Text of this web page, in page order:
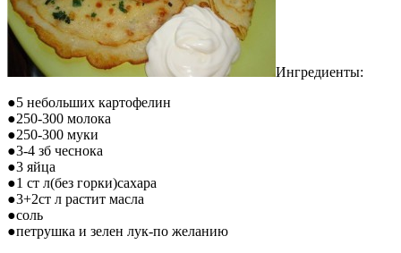
Ингредиенты:
●5 небольших картофелин
●250-300 молока
●250-300 муки
●3-4 зб чеснока
●3 яйца
●1 ст л(без горки)сахара
●3+2ст л растит масла
●соль
●петрушка и зелен лук-по желанию